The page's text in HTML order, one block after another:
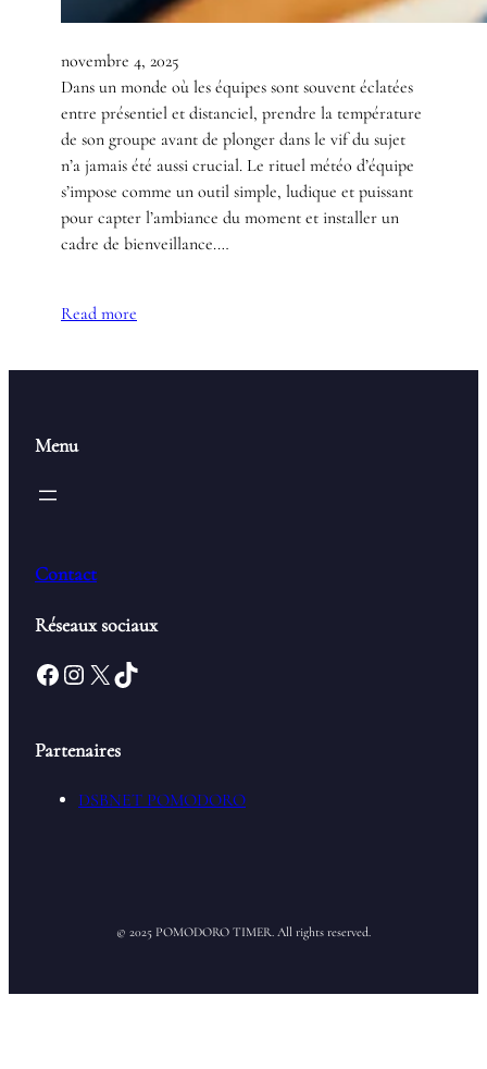
novembre 4, 2025
Dans un monde où les équipes sont souvent éclatées
entre présentiel et distanciel, prendre la température
de son groupe avant de plonger dans le vif du sujet
n’a jamais été aussi crucial. Le rituel météo d’équipe
s’impose comme un outil simple, ludique et puissant
pour capter l’ambiance du moment et installer un
cadre de bienveillance.…
Read more
Menu
Contact
Réseaux sociaux
Facebook Instagram X TikTok
Partenaires
DSBNET POMODORO
© 2025 POMODORO TIMER. All rights reserved.